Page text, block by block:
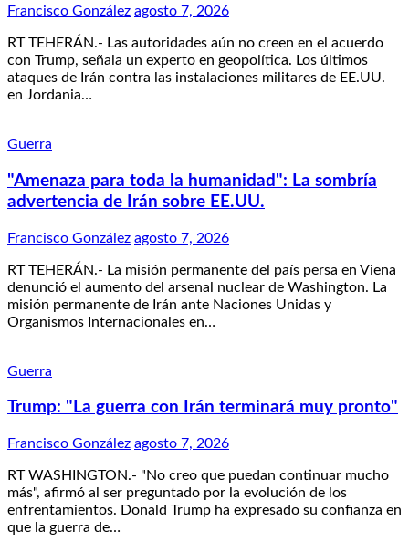
Francisco González agosto 7, 2026
RT TEHERÁN.- Las autoridades aún no creen en el acuerdo
con Trump, señala un experto en geopolítica. Los últimos
ataques de Irán contra las instalaciones militares de EE.UU.
en Jordania…
Guerra
"Amenaza para toda la humanidad": La sombría
advertencia de Irán sobre EE.UU.
Francisco González agosto 7, 2026
RT TEHERÁN.- La misión permanente del país persa en Viena
denunció el aumento del arsenal nuclear de Washington. La
misión permanente de Irán ante Naciones Unidas y
Organismos Internacionales en…
Guerra
Trump: "La guerra con Irán terminará muy pronto"
Francisco González agosto 7, 2026
RT WASHINGTON.- "No creo que puedan continuar mucho
más", afirmó al ser preguntado por la evolución de los
enfrentamientos. Donald Trump ha expresado su confianza en
que la guerra de…